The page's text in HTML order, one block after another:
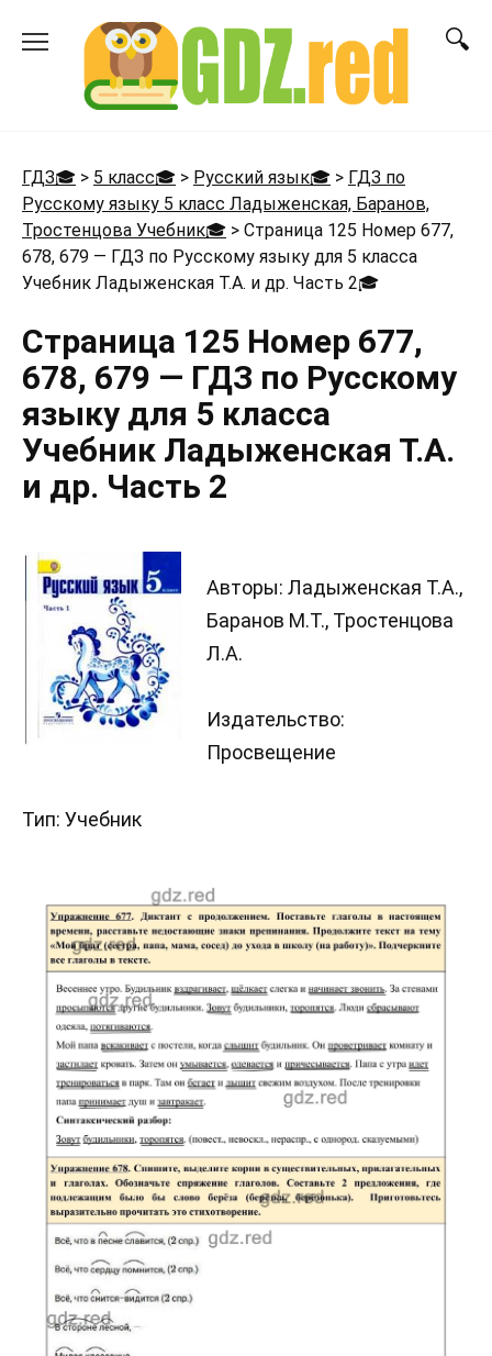
ГДЗ🎓 > 5 класс🎓 > Русский язык🎓 > ГДЗ по
Русскому языку 5 класс Ладыженская, Баранов,
Тростенцова Учебник🎓 > Страница 125 Номер 677,
678, 679 — ГДЗ по Русскому языку для 5 класса
Учебник Ладыженская Т.А. и др. Часть 2🎓
Страница 125 Номер 677,
678, 679 — ГДЗ по Русскому
языку для 5 класса
Учебник Ладыженская Т.А.
и др. Часть 2
Авторы: Ладыженская Т.А.,
Баранов М.Т., Тростенцова
Л.А.
Издательство:
Просвещение
Тип: Учебник